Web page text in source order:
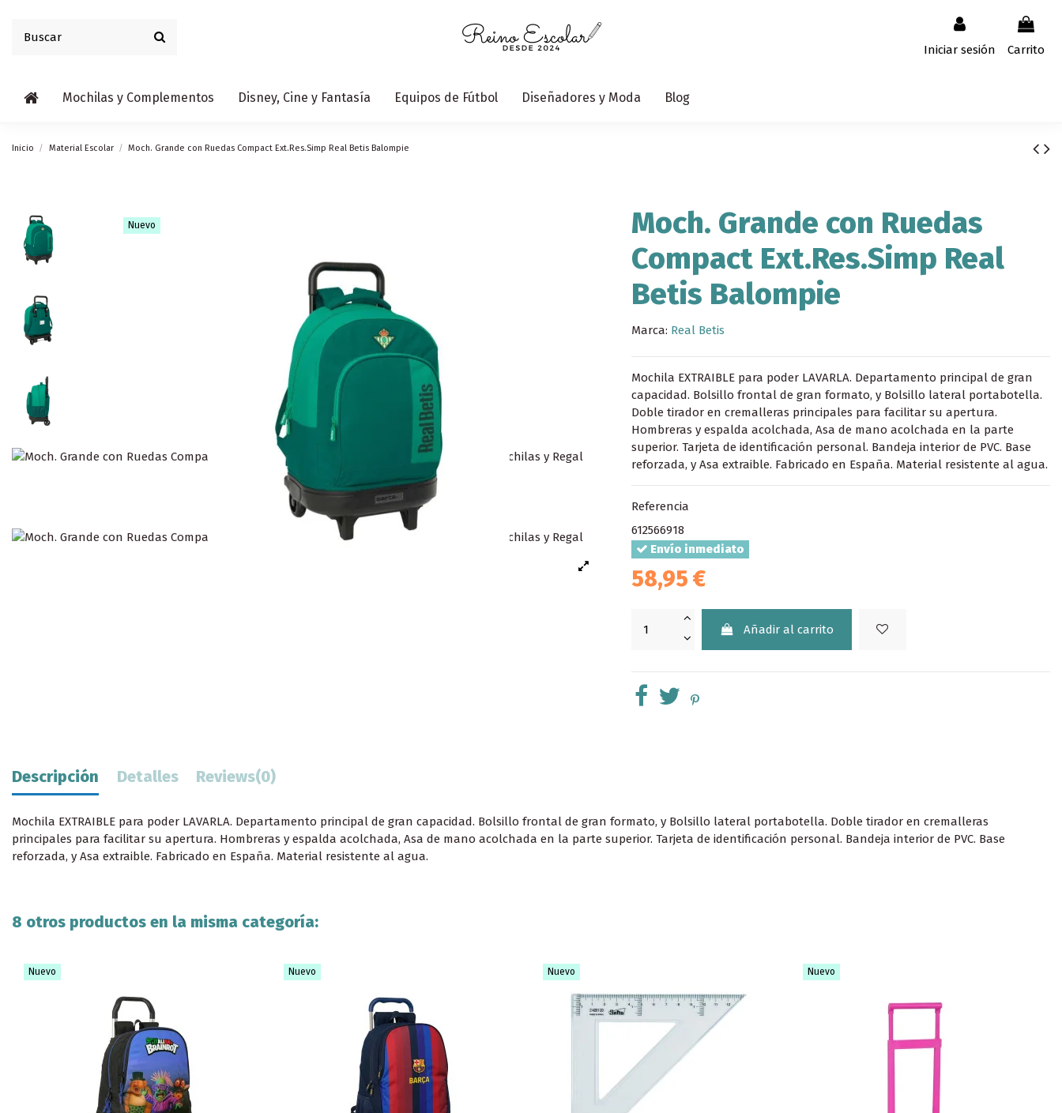
Iniciar sesión Carrito
Mochilas y Complementos Disney, Cine y Fantasía Equipos de Fútbol Diseñadores y Moda Blog
Inicio Material Escolar Moch. Grande con Ruedas Compact Ext.Res.Simp Real Betis Balompie
Nuevo
Moch. Grande con Ruedas
Compact Ext.Res.Simp Real
Betis Balompie
Marca: Real Betis
Mochila EXTRAIBLE para poder LAVARLA. Departamento principal de gran
capacidad. Bolsillo frontal de gran formato, y Bolsillo lateral portabotella.
Doble tirador en cremalleras principales para facilitar su apertura.
Hombreras y espalda acolchada, Asa de mano acolchada en la parte
superior. Tarjeta de identificación personal. Bandeja interior de PVC. Base
reforzada, y Asa extraible. Fabricado en España. Material resistente al agua.
Referencia
612566918
Envío inmediato
58,95 €
Añadir al carrito
Descripción Detalles Reviews(0)
Mochila EXTRAIBLE para poder LAVARLA. Departamento principal de gran capacidad. Bolsillo frontal de gran formato, y Bolsillo lateral portabotella. Doble tirador en cremalleras
principales para facilitar su apertura. Hombreras y espalda acolchada, Asa de mano acolchada en la parte superior. Tarjeta de identificación personal. Bandeja interior de PVC. Base
reforzada, y Asa extraible. Fabricado en España. Material resistente al agua.
8 otros productos en la misma categoría:
Nuevo Nuevo Nuevo Nuevo